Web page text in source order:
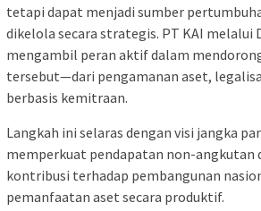
tetapi dapat menjadi sumber
dikelola secara strategis. PT KAI melalui
mengambil peran aktif dalam
tersebut—dari pengamanan aset,
berbasis kemitraan.
Langkah ini selaras dengan visi jangka
memperkuat pendapatan non-angkutan
kontribusi terhadap pembangunan
pemanfaatan aset secara produktif.